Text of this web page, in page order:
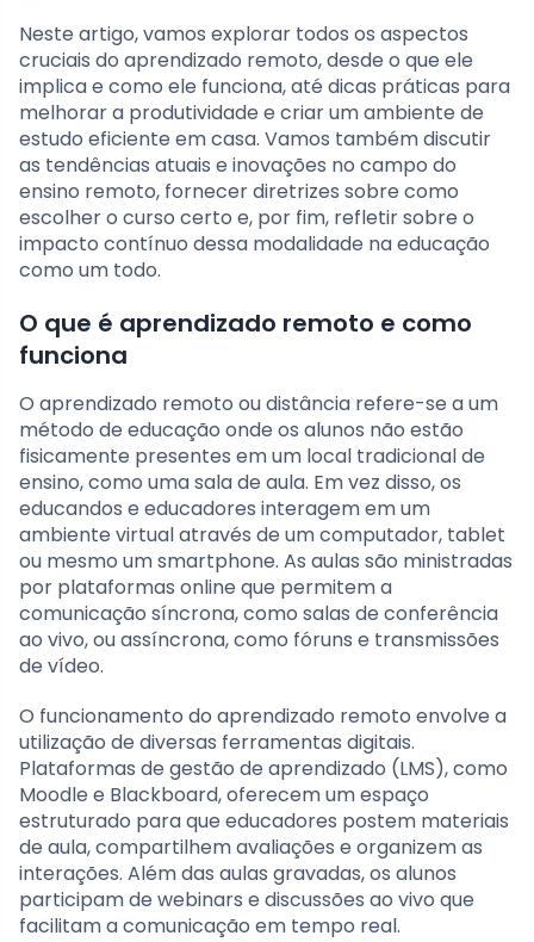
Neste artigo, vamos explorar todos os aspectos
cruciais do aprendizado remoto, desde o que ele
implica e como ele funciona, até dicas práticas para
melhorar a produtividade e criar um ambiente de
estudo eficiente em casa. Vamos também discutir
as tendências atuais e inovações no campo do
ensino remoto, fornecer diretrizes sobre como
escolher o curso certo e, por fim, refletir sobre o
impacto contínuo dessa modalidade na educação
como um todo.
O que é aprendizado remoto e como
funciona
O aprendizado remoto ou distância refere-se a um
método de educação onde os alunos não estão
fisicamente presentes em um local tradicional de
ensino, como uma sala de aula. Em vez disso, os
educandos e educadores interagem em um
ambiente virtual através de um computador, tablet
ou mesmo um smartphone. As aulas são ministradas
por plataformas online que permitem a
comunicação síncrona, como salas de conferência
ao vivo, ou assíncrona, como fóruns e transmissões
de vídeo.
O funcionamento do aprendizado remoto envolve a
utilização de diversas ferramentas digitais.
Plataformas de gestão de aprendizado (LMS), como
Moodle e Blackboard, oferecem um espaço
estruturado para que educadores postem materiais
de aula, compartilhem avaliações e organizem as
interações. Além das aulas gravadas, os alunos
participam de webinars e discussões ao vivo que
facilitam a comunicação em tempo real.